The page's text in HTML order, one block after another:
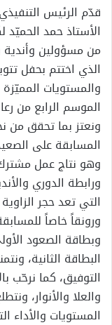
قدّم الرئيس
الأستاذ حمد
الذي اختتم بحفل
والمستويات
الموسم الرابع من
ونعتز بما تحقق من
المسابقة على
وهو نتاج عمل
ورابطة الدوري
التي تعد حجر
ورونقاً خاصاً
وبطاقة الصعود
البطاقة الثانية،
التوفيق، كما نرحّب
والعلا والأنوار،
المستويات